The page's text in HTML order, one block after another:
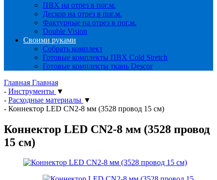
ПВХ на отрез в пог.м.
Дескор на отрез в пог.м.
Фактурные на отрез в пог.м.
Double Vision
Своими руками
Собрать комплект
Готовые комплекты ПВХ Cold Stretch
Готовые комплекты ткань Descor
Главная Главная
- Инструменты ▼
- Расходные материалы ▼
- Коннектор LED CN2-8 мм (3528 провод 15 см)
Коннектор LED CN2-8 мм (3528 провод
15 см)